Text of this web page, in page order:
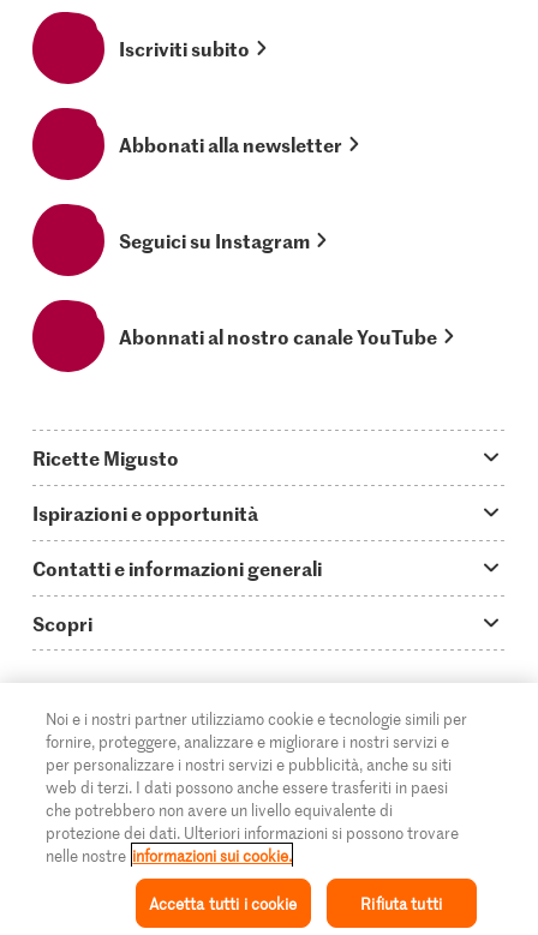
Collezione Il mio Migusto Menu
Iscriviti subito
Abbonati alla newsletter
Seguici su Instagram
Abonnati al nostro canale YouTube
Ricette Migusto
Oggi cucino
Piatti principali
Ricette semplici & veloci
Ricette al forno
Ricette per famiglie & bambini
Tutte le ricette
Ispirazioni e opportunità
Storie
Video How to
Login Migusto
Rivista Migusto
Concorsi
Contatti e informazioni generali
Guida alle abbreviazioni
Contatti
Pubblicità
Impressum
Informazioni legali
Protezione dei dati
Scopri
Migros Online
A proposito della Migros
Filiali
Cumulus
Rivista Azione
© 2026 Federazione delle cooperative Migros
Noi e i nostri partner utilizziamo cookie e tecnologie simili per
fornire, proteggere, analizzare e migliorare i nostri servizi e
per personalizzare i nostri servizi e pubblicità, anche su siti
web di terzi. I dati possono anche essere trasferiti in paesi
che potrebbero non avere un livello equivalente di
protezione dei dati. Ulteriori informazioni si possono trovare
nelle nostre informazioni sui cookie.
Rifiuta tutti
Accetta tutti i cookie